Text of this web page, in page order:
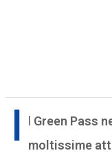
I
Green Pass
moltissime